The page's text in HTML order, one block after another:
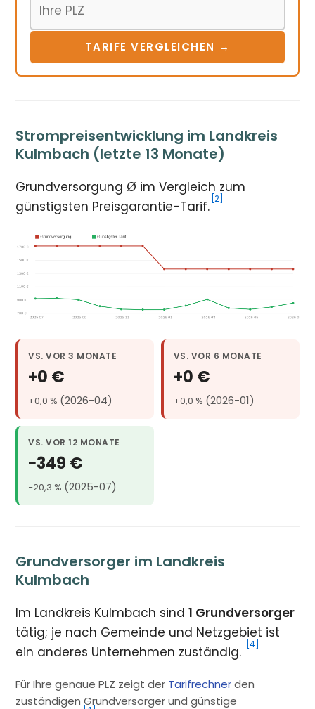
TARIFE VERGLEICHEN →
Strompreisentwicklung im Landkreis
Kulmbach (letzte 13 Monate)
Grundversorgung Ø im Vergleich zum
günstigsten Preisgarantie-Tarif. [2]
VS. VOR 3 MONATE
+0 €
+0,0 % (2026-04)
VS. VOR 6 MONATE
+0 €
+0,0 % (2026-01)
VS. VOR 12 MONATE
−349 €
−20,3 % (2025-07)
Grundversorger im Landkreis
Kulmbach
Im Landkreis Kulmbach sind1 Grundversorger
tätig; je nach Gemeinde und Netzgebiet ist
ein anderes Unternehmen zuständig.
[4]
Für Ihre genaue PLZ zeigt der Tarifrechnerden
zuständigen Grundversorger und günstige